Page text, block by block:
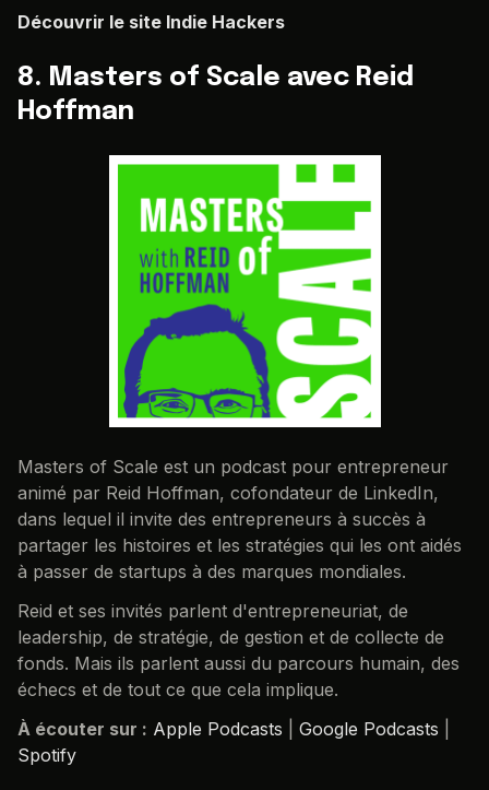
Découvrir le site Indie Hackers
8. Masters of Scale avec Reid
Hoffman
Masters of Scale est un podcast pour entrepreneur
animé par Reid Hoffman, cofondateur de LinkedIn,
dans lequel il invite des entrepreneurs à succès à
partager les histoires et les stratégies qui les ont aidés
à passer de startups à des marques mondiales.
Reid et ses invités parlent d'entrepreneuriat, de
leadership, de stratégie, de gestion et de collecte de
fonds. Mais ils parlent aussi du parcours humain, des
échecs et de tout ce que cela implique.
À écouter sur : Apple Podcasts Google Podcasts
Spotify